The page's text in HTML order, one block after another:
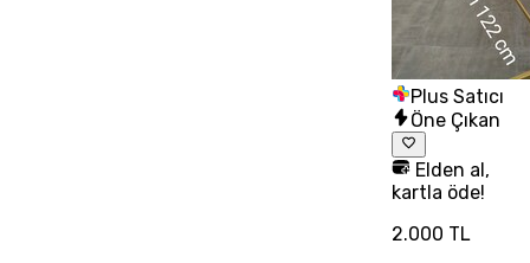
Plus Satıcı
Öne Çıkan
Elden al,
kartla öde!
2.000 TL